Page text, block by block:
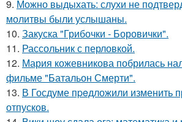
9. Можно выдыхать: слухи не
молитвы были услышаны.
10. Закуска "Грибочки - Боровички".
11. Рассольник с перловкой.
12. Мария кожевникова побрилась
фильме "Батальон Смерти".
13. В Госдуме пpeдложили изменить
отпусков.